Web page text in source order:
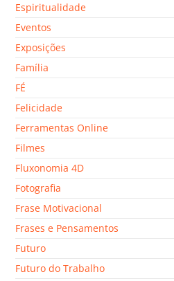
Espiritualidade
Eventos
Exposições
Família
FÉ
Felicidade
Ferramentas Online
Filmes
Fluxonomia 4D
Fotografia
Frase Motivacional
Frases e Pensamentos
Futuro
Futuro do Trabalho